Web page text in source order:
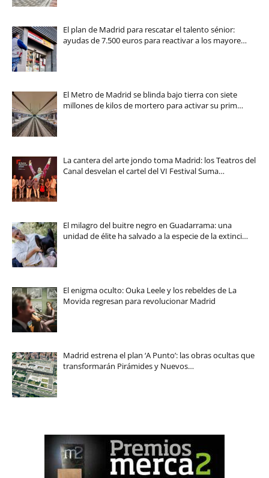
El plan de Madrid para rescatar el talento sénior:
ayudas de 7.500 euros para reactivar a los mayore…
El Metro de Madrid se blinda bajo tierra con siete
millones de kilos de mortero para activar su prim…
La cantera del arte jondo toma Madrid: los Teatros del
Canal desvelan el cartel del VI Festival Suma…
El milagro del buitre negro en Guadarrama: una
unidad de élite ha salvado a la especie de la extinci…
El enigma oculto: Ouka Leele y los rebeldes de La
Movida regresan para revolucionar Madrid
Madrid estrena el plan ‘A Punto’: las obras ocultas que
transformarán Pirámides y Nuevos…